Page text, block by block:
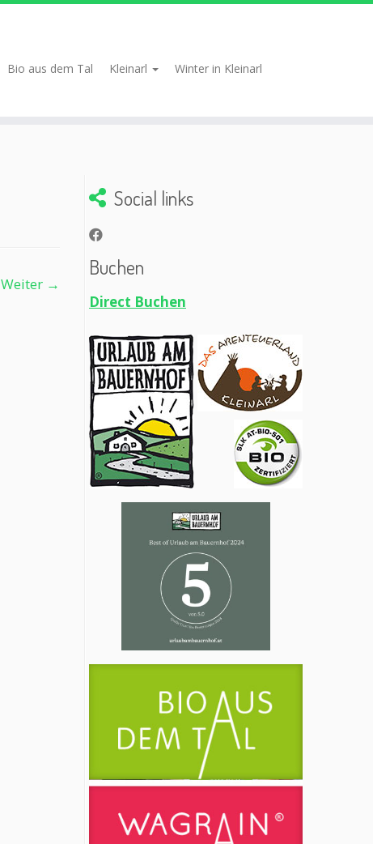
Bio aus dem Tal Kleinarl
Winter in Kleinarl
Weiter →
Social links
Buchen
Direct Buchen